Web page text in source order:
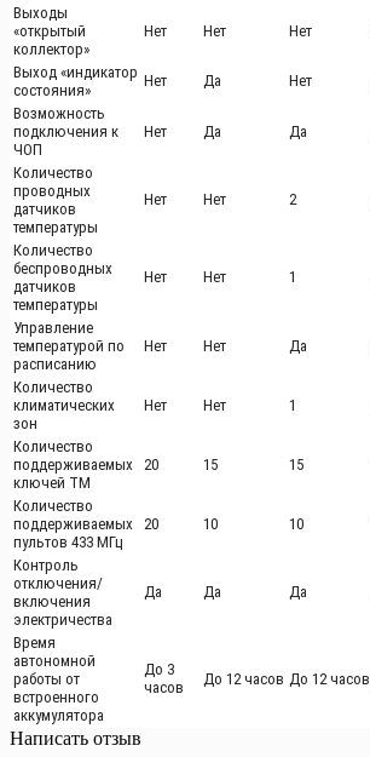
Выходы
«открытый
коллектор»
Нет Нет Нет
Выход «индикатор
состояния»
Нет Да Нет
Возможность
подключения к
ЧОП
Нет Да Да
Количество
проводных
датчиков
температуры
Нет Нет 2
Количество
беспроводных
датчиков
температуры
Нет Нет 1
Управление
температурой по
расписанию
Нет Нет Да
Количество
климатических
зон
Нет Нет 1
Количество
поддерживаемых
ключей ТМ
20 15 15
Количество
поддерживаемых
пультов 433 МГц
20 10 10
Контроль
отключения/
включения
электричества
Да Да Да
Время
автономной
работы от
встроенного
аккумулятора
До 3
часов
До 12 часов До 12 часов
Написать отзыв